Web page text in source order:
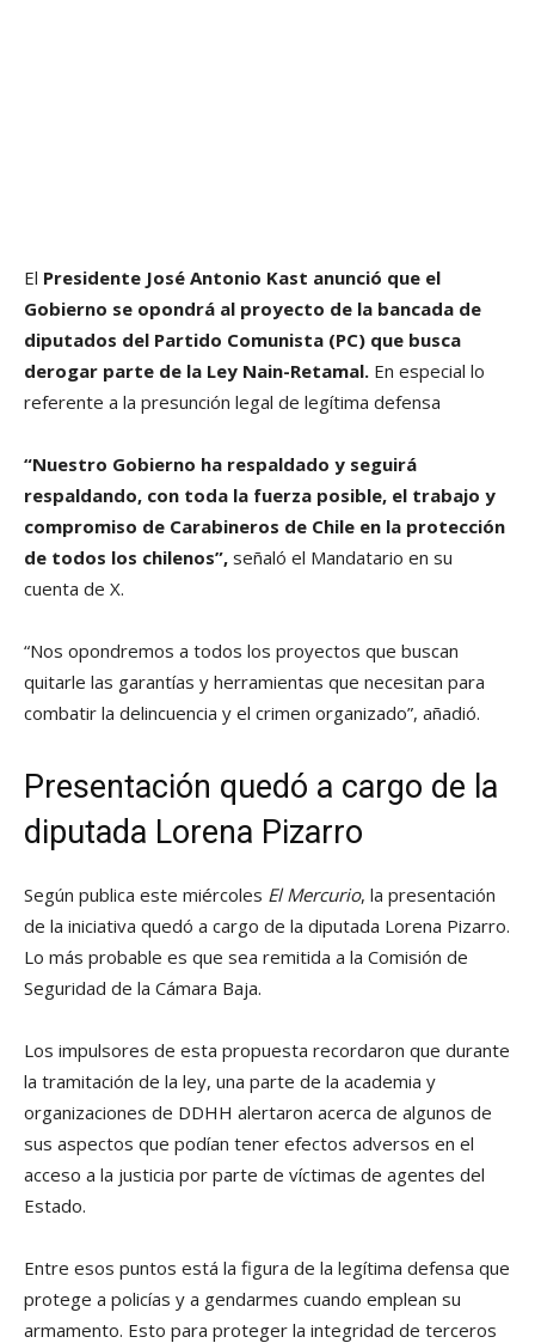
El Presidente José Antonio Kast anunció que el
Gobierno se opondrá al proyecto de la bancada de
diputados del Partido Comunista (PC) que busca
derogar parte de la Ley Nain-Retamal. En especial lo
referente a la presunción legal de legítima defensa
“Nuestro Gobierno ha respaldado y seguirá
respaldando, con toda la fuerza posible, el trabajo y
compromiso de Carabineros de Chile en la protección
de todos los chilenos”, señaló el Mandatario en su
cuenta de X.
“Nos opondremos a todos los proyectos que buscan
quitarle las garantías y herramientas que necesitan para
combatir la delincuencia y el crimen organizado”, añadió.
Presentación quedó a cargo de la
diputada Lorena Pizarro
Según publica este miércoles El Mercurio, la presentación
de la iniciativa quedó a cargo de la diputada Lorena Pizarro.
Lo más probable es que sea remitida a la Comisión de
Seguridad de la Cámara Baja.
Los impulsores de esta propuesta recordaron que durante
la tramitación de la ley, una parte de la academia y
organizaciones de DDHH alertaron acerca de algunos de
sus aspectos que podían tener efectos adversos en el
acceso a la justicia por parte de víctimas de agentes del
Estado.
Entre esos puntos está la figura de la legítima defensa que
protege a policías y a gendarmes cuando emplean su
armamento. Esto para proteger la integridad de terceros